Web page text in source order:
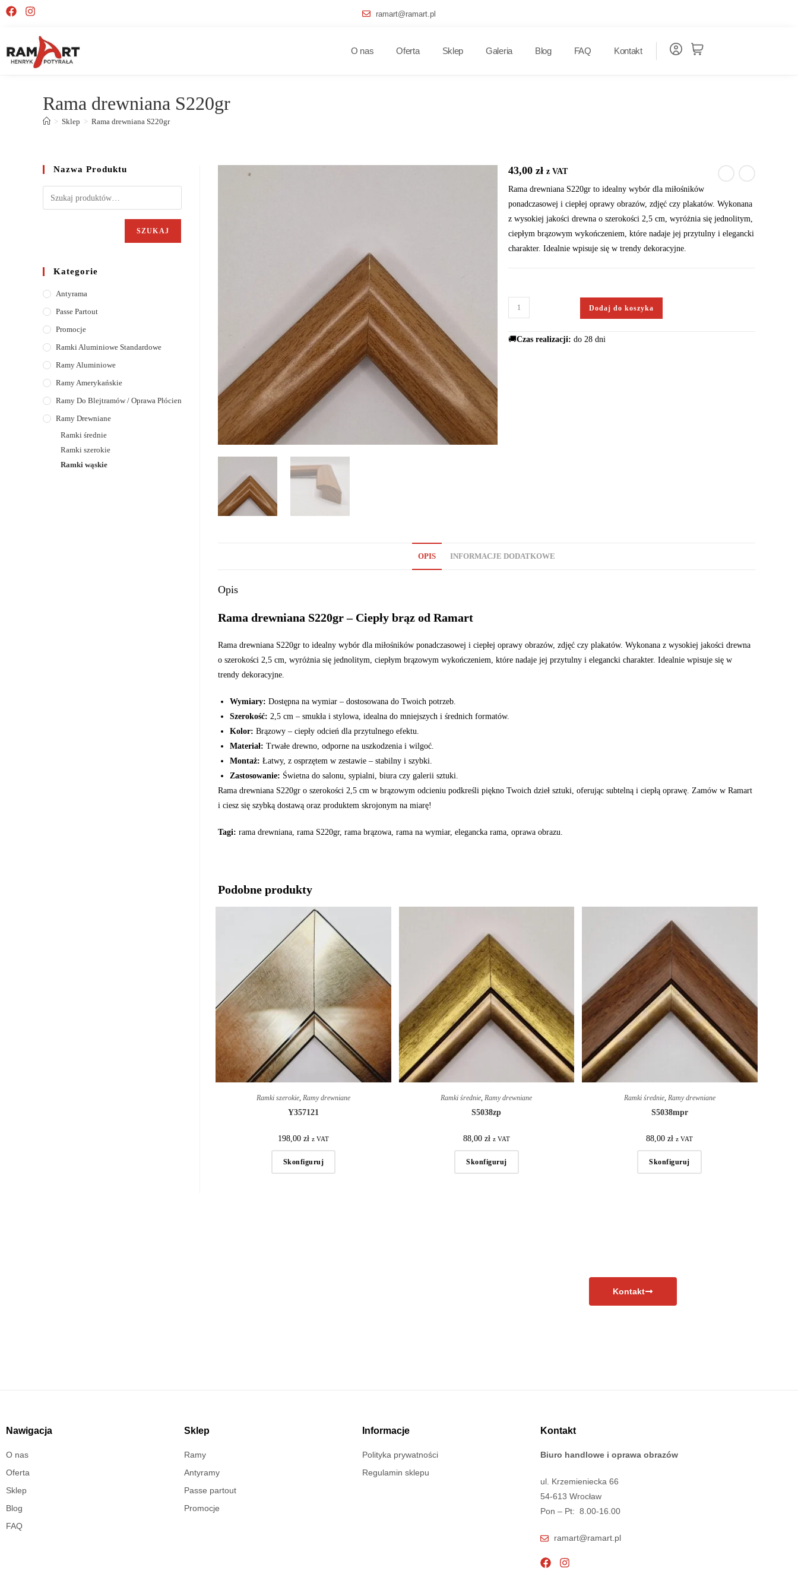
ramart@ramart.pl
O nas Oferta Sklep Galeria Blog FAQ Kontakt
Rama drewniana S220gr
> Sklep > Rama drewniana S220gr
43,00 zł z VAT
Rama drewniana S220gr to idealny wybór dla miłośników
ponadczasowej i ciepłej oprawy obrazów, zdjęć czy plakatów. Wykonana
z wysokiej jakości drewna o szerokości 2,5 cm, wyróżnia się jednolitym,
ciepłym brązowym wykończeniem, które nadaje jej przytulny i elegancki
charakter. Idealnie wpisuje się w trendy dekoracyjne.
Dodaj do koszyka
🚚Czas realizacji: do 28 dni
OPIS INFORMACJE DODATKOWE
Opis
Rama drewniana S220gr – Ciepły brąz od Ramart
Rama drewniana S220gr to idealny wybór dla miłośników ponadczasowej i ciepłej oprawy obrazów, zdjęć czy plakatów. Wykonana z wysokiej jakości drewna
o szerokości 2,5 cm, wyróżnia się jednolitym, ciepłym brązowym wykończeniem, które nadaje jej przytulny i elegancki charakter. Idealnie wpisuje się w
trendy dekoracyjne.
Wymiary: Dostępna na wymiar – dostosowana do Twoich potrzeb.
Szerokość: 2,5 cm – smukła i stylowa, idealna do mniejszych i średnich formatów.
Kolor: Brązowy – ciepły odcień dla przytulnego efektu.
Materiał: Trwałe drewno, odporne na uszkodzenia i wilgoć.
Montaż: Łatwy, z osprzętem w zestawie – stabilny i szybki.
Zastosowanie: Świetna do salonu, sypialni, biura czy galerii sztuki.
Rama drewniana S220gr o szerokości 2,5 cm w brązowym odcieniu podkreśli piękno Twoich dzieł sztuki, oferując subtelną i ciepłą oprawę. Zamów w Ramart
i ciesz się szybką dostawą oraz produktem skrojonym na miarę!
Tagi: rama drewniana, rama S220gr, rama brązowa, rama na wymiar, elegancka rama, oprawa obrazu.
Podobne produkty
Ramki szerokie,Ramy drewniane
Y357121
198,00zł z VAT
Skonfiguruj
Ramki średnie,Ramy drewniane
S5038zp
88,00 zł z VAT
Skonfiguruj
Ramki średnie, Ramy drewniane
S5038mpr
88,00zł z VAT
Skonfiguruj
Nazwa Produktu
SZUKAJ
Kategorie
Antyrama
Passe Partout
Promocje
Ramki Aluminiowe Standardowe
Ramy Aluminiowe
Ramy Amerykańskie
Ramy Do Blejtramów / Oprawa Płócien
Ramy Drewniane
Ramki średnie
Ramki szerokie
Ramki wąskie
Kontakt
Nawigacja
O nas
Oferta
Sklep
Blog
FAQ
Sklep
Ramy
Antyramy
Passe partout
Promocje
Informacje
Polityka prywatności
Regulamin sklepu
Kontakt
Biuro handlowe i oprawa obrazów
ul. Krzemieniecka 66
54-613 Wrocław
Pon – Pt: 8.00-16.00
ramart@ramart.pl